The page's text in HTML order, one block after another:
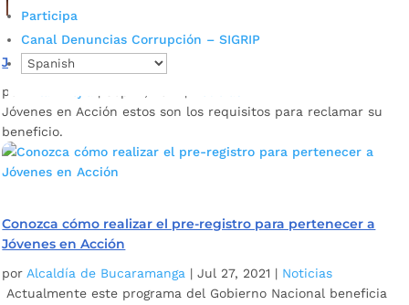
Participa
Canal Denuncias Corrupción – SIGRIP
Jóvenes en Acción, ya inició el cuarto pago del año
por
Jóvenes en Acción estos son los requisitos para reclamar su
beneficio.
Conozca cómo realizar el pre-registro para pertenecer a
Jóvenes en Acción
porAlcaldía de Bucaramanga |Jul 27, 2021 | Noticias
Actualmente este programa del Gobierno Nacional beneficia